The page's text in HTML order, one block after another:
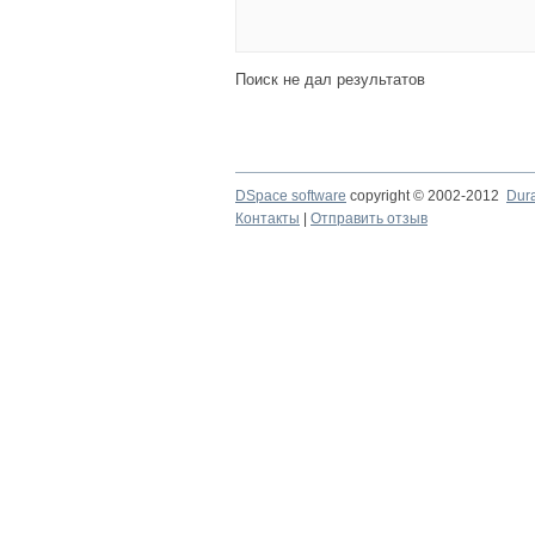
Поиск не дал результатов
DSpace software copyright © 2002-2012
Контакты
Отправить отзыв